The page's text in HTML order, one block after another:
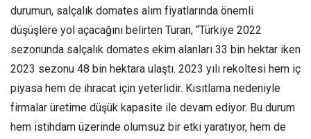
durumun, salçalık domates alım fiyatlarında önemli
düşüşlere yol açacağını belirten Turan, “Türkiye 2022
sezonunda salçalık domates ekim alanları 33 bin hektar iken
2023 sezonu 48 bin hektara ulaştı. 2023 yılı rekoltesi hem iç
piyasa hem de ihracat için yeterlidir. Kısıtlama nedeniyle
firmalar üretime düşük kapasite ile devam ediyor. Bu durum
hem istihdam üzerinde olumsuz bir etki yaratıyor, hem de